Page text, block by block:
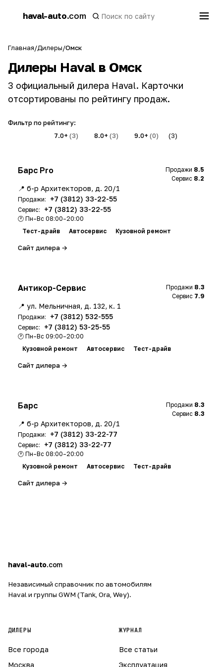
haval-auto.com
Главная/Дилеры/Омск
Дилеры Haval в Омск
3 официальный дилера Haval. Карточки
отсортированы по рейтингу продаж.
Фильтр по рейтингу:
7.0+ (3) 8.0+ (3) 9.0+ (0) (3)
Барс Pro Продажи 8.5
Сервис 8.2
📍 б-р Архитекторов, д. 20/1
Продажи: +7 (3812) 33-22-55
Сервис: +7 (3812) 33-22-55
🕐 Пн–Вс 08:00–20:00
Тест-драйв
Автосервис Кузовной ремонт
Сайт дилера →
Антикор-Сервис Продажи 8.3
Сервис 7.9
📍 ул. Мельничная, д. 132, к. 1
Продажи: +7 (3812) 532-555
Сервис: +7 (3812) 53-25-55
🕐 Пн–Вс 09:00–20:00
Кузовной ремонт
Автосервис Тест-драйв
Сайт дилера →
Барс Продажи 8.3
Сервис 8.3
📍 б-р Архитекторов, д. 20/1
Продажи: +7 (3812) 33-22-77
Сервис: +7 (3812) 33-22-77
🕐 Пн–Вс 08:00–20:00
Кузовной ремонт
Автосервис Тест-драйв
Сайт дилера →
a
haval-auto.com
Независимый справочник по автомобилям
Haval и группы GWM (Tank, Ora, Wey).
ДИЛЕРЫ
Все города
Москва
ЖУРНАЛ
Все статьи
Эксплуатация